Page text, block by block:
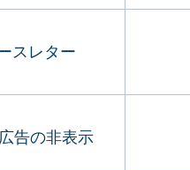
スレター
告の非表示